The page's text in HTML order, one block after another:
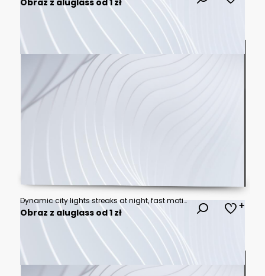
Dynamic city lights streaks at night, fast motion blur.
Obraz z aluglass od 1 zł